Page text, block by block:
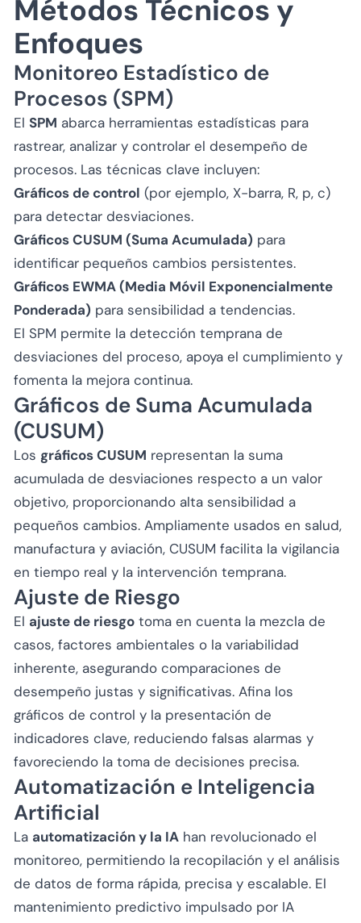
Métodos Técnicos y
Enfoques
Monitoreo Estadístico de
Procesos (SPM)
El SPM abarca herramientas estadísticas para
rastrear, analizar y controlar el desempeño de
procesos. Las técnicas clave incluyen:
Gráficos de control (por ejemplo, X-barra, R, p, c)
para detectar desviaciones.
Gráficos CUSUM (Suma Acumulada) para
identificar pequeños cambios persistentes.
Gráficos EWMA (Media Móvil Exponencialmente
Ponderada) para sensibilidad a tendencias.
El SPM permite la detección temprana de
desviaciones del proceso, apoya el cumplimiento y
fomenta la mejora continua.
Gráficos de Suma Acumulada
(CUSUM)
Los gráficos CUSUM representan la suma
acumulada de desviaciones respecto a un valor
objetivo, proporcionando alta sensibilidad a
pequeños cambios. Ampliamente usados en salud,
manufactura y aviación, CUSUM facilita la vigilancia
en tiempo real y la intervención temprana.
Ajuste de Riesgo
El ajuste de riesgo toma en cuenta la mezcla de
casos, factores ambientales o la variabilidad
inherente, asegurando comparaciones de
desempeño justas y significativas. Afina los
gráficos de control y la presentación de
indicadores clave, reduciendo falsas alarmas y
favoreciendo la toma de decisiones precisa.
Automatización e Inteligencia
Artificial
La automatización y la IA han revolucionado el
monitoreo, permitiendo la recopilación y el análisis
de datos de forma rápida, precisa y escalable. El
mantenimiento predictivo impulsado por IA